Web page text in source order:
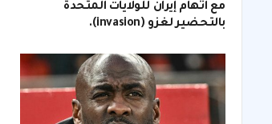
مع اتهام إيران للولايات المتحدة
بالتحضير لغزو (invasion).